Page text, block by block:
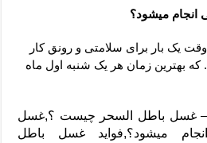
انجام میشود؟
یک بار برای سلامتی و رونق کار
که بهترین زمان هر یک شنبه اول ماه
– غسل باطل السحر چیست ؟,غسل
میشود؟,فواید غسل باطل